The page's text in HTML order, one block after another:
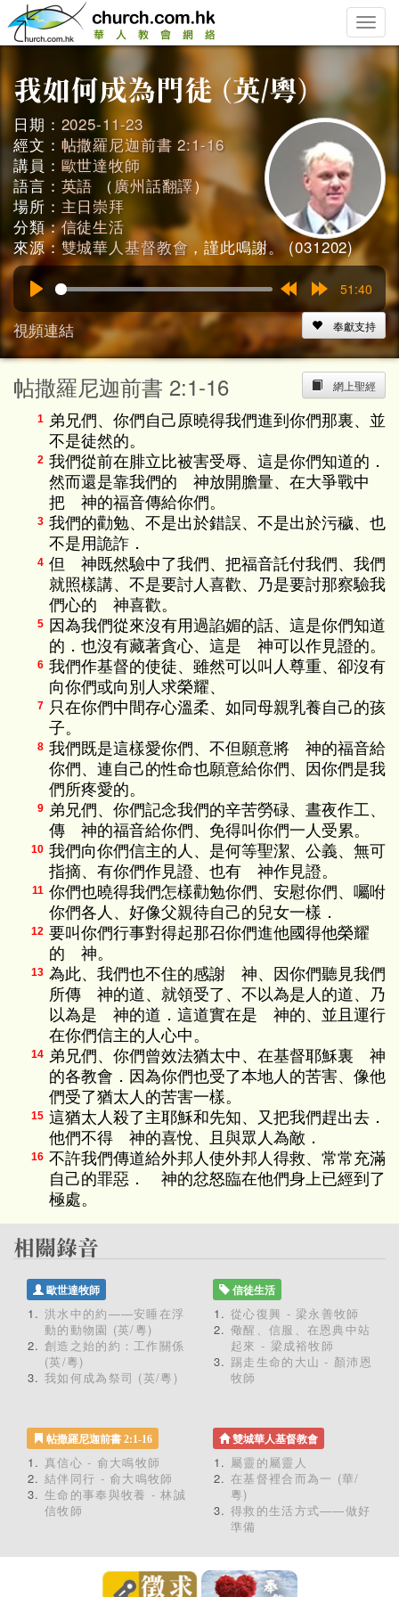
Toggle
日期： 2025-11-23
經文： 帖撒羅尼迦前書 2:1-16
講員： 歐世達牧師
語言： 英語 （ 廣州話翻譯）
場所： 主日崇拜
分類：信徒生活
來源：雙城華人基督教會，謹此鳴謝。 (031202)
Rewind
15s
51:40
視頻連結 奉獻支持
網上聖經
帖撒羅尼迦前書 2:1-16
1 弟兄們、你們自己原曉得我們進到你們那裏、並
不是徒然的。
2 我們從前在腓立比被害受辱、這是你們知道的．
然而還是靠我們的 神放開膽量、在大爭戰中
把 神的福音傳給你們。
3 我們的勸勉、不是出於錯誤、不是出於污穢、也
不是用詭詐．
4 但 神既然驗中了我們、把福音託付我們、我們
就照樣講、不是要討人喜歡、乃是要討那察驗我
們心的 神喜歡。
5
因為我們從來沒有用過諂媚的話、這是你們知道
的．也沒有藏著貪心、這是 神可以作見證的。
6 我們作基督的使徒、雖然可以叫人尊重、卻沒有
向你們或向別人求榮耀、
7 只在你們中間存心溫柔、如同母親乳養自己的孩
子。
8 我們既是這樣愛你們、不但願意將 神的福音給
你們、連自己的性命也願意給你們、因你們是我
們所疼愛的。
9 弟兄們、你們記念我們的辛苦勞碌、晝夜作工、
傳 神的福音給你們、免得叫你們一人受累。
10 我們向你們信主的人、是何等聖潔、公義、無可
指摘、有你們作見證、也有 神作見證。
11 你們也曉得我們怎樣勸勉你們、安慰你們、囑咐
你們各人、好像父親待自己的兒女一樣．
12 要叫你們行事對得起那召你們進他國得他榮耀
的 神。
13 為此、我們也不住的感謝 神、因你們聽見我們
所傳 神的道、就領受了、不以為是人的道、乃
以為是 神的道．這道實在是 神的、並且運行
在你們信主的人心中。
14 弟兄們、你們曾效法猶太中、在基督耶穌裏 神
的各教會．因為你們也受了本地人的苦害、像他
們受了猶太人的苦害一樣。
15 這猶太人殺了主耶穌和先知、又把我們趕出去．
他們不得 神的喜悅、且與眾人為敵．
16 不許我們傳道給外邦人使外邦人得救、常常充滿
自己的罪惡． 神的忿怒臨在他們身上已經到了
極處。
歐世達牧師
洪水中的約——安睡在浮
動的動物園 (英/粵)
創造之始的約：工作關係
(英/粵)
我如何成為祭司 (英/粵)
信徒生活
從心復興 - 梁永善牧師
儆醒、信服、在恩典中站
起來 - 梁成裕牧師
踢走生命的大山 - 顏沛恩
牧師
帖撒羅尼迦前書 2:1-16
真信心 - 俞大鳴牧師
結伴同行 - 俞大鳴牧師
生命的事奉與牧養 - 林誠
信牧師
雙城華人基督教會
屬靈的屬靈人
在基督裡合而為一 (華/
粵)
得救的生活方式——做好
準備